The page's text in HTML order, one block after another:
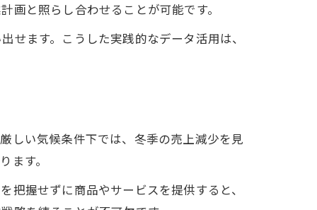
と照らし合わせることが可能です。
ます。こうした実践的なデータ活用は、
しい気候条件下では、冬季の売上減少を見
ます。
握せずに商品やサービスを提供すると、